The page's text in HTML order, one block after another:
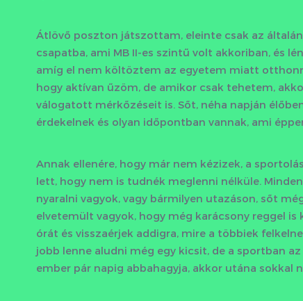
Átlövő poszton játszottam, eleinte csak az
csapatba, ami MB II-es szintű volt akkoriban, és
amíg el nem költöztem az egyetem miatt
hogy aktívan űzöm, de amikor csak tehetem,
válogatott mérkőzéseit is. Sőt, néha napján
érdekelnek és olyan időpontban vannak, ami
Annak ellenére, hogy már nem kézizek, a
lett, hogy nem is tudnék meglenni nélküle.
nyaralni vagyok, vagy bármilyen utazáson, sőt
elvetemült vagyok, hogy még karácsony reggel
órát és visszaérjek addigra, mire a többiek
jobb lenne aludni még egy kicsit, de a sportban
ember pár napig abbahagyja, akkor utána sokkal